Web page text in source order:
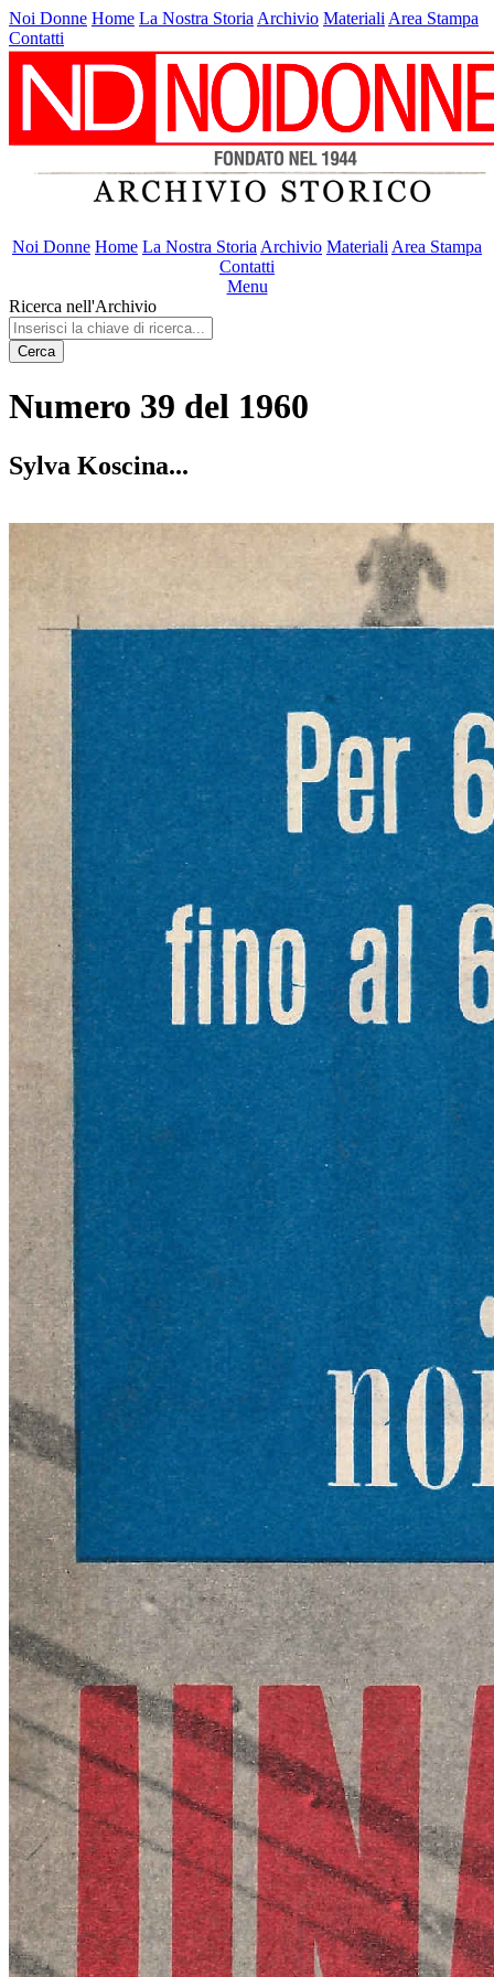
Noi Donne Home La Nostra Storia Archivio Materiali Area Stampa
Contatti
Noi Donne Home La Nostra Storia Archivio Materiali Area Stampa
Contatti
Menu
Ricerca nell'Archivio
Cerca
Numero 39 del 1960
Sylva Koscina...